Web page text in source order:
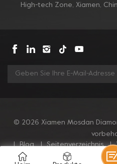
High-tech Zone, Xiamen,
© 2026 Xiamen Mosdan
|
Blog | Seitenverzeichnis |